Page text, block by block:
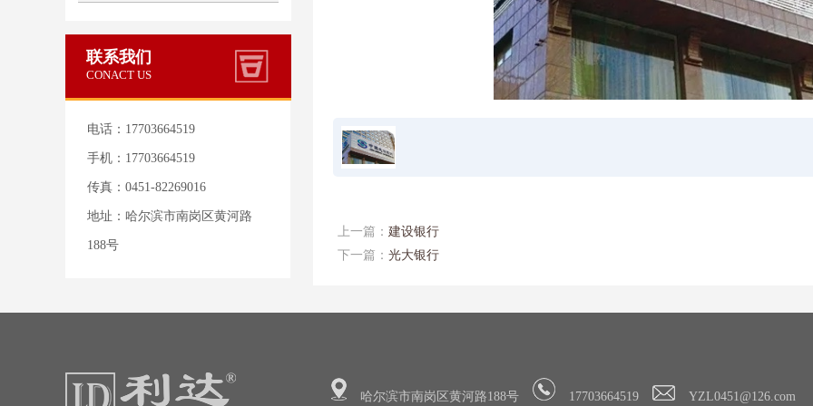
联系我们
CONACT US
电话：17703664519
手机：17703664519
传真：0451-82269016
地址：哈尔滨市南岗区黄河路
188号
上一篇： 建设银行
下一篇： 光大银行
哈尔滨市南岗区黄河路188号 17703664519 YZL0451@126.com